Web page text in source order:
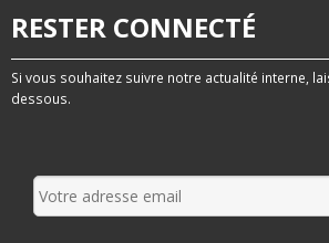
RESTER CONNECTÉ
Si vous souhaitez suivre notre actualité interne,
dessous.